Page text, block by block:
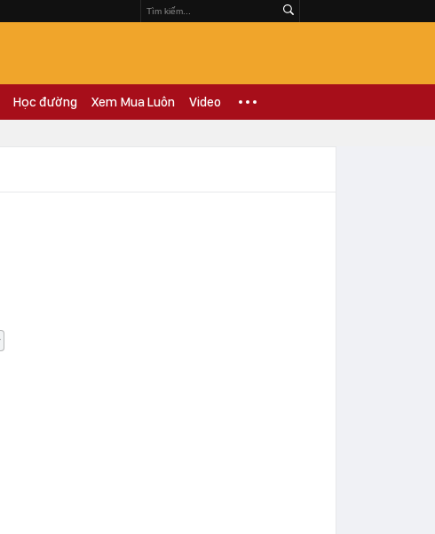
Học đường Xem Mua Luôn Video